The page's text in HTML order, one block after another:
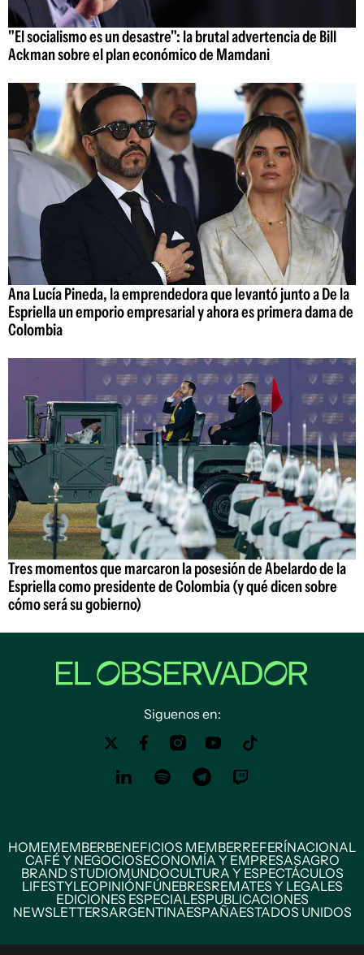
"El socialismo es un desastre": la brutal advertencia de Bill
Ackman sobre el plan económico de Mamdani
Ana Lucía Pineda, la emprendedora que levantó junto a De la
Espriella un emporio empresarial y ahora es primera dama de
Colombia
Tres momentos que marcaron la posesión de Abelardo de la
Espriella como presidente de Colombia (y qué dicen sobre
cómo será su gobierno)
Siguenos en:
HOMEMEMBERBENEFICIOS MEMBERREFERÍNACIONAL
CAFÉ Y NEGOCIOSECONOMÍA Y EMPRESASAGRO
BRAND STUDIOMUNDOCULTURA Y ESPECTÁCULOS
LIFESTYLEOPINIÓNFÚNEBRESREMATES Y LEGALES
EDICIONES ESPECIALESPUBLICACIONES
NEWSLETTERSARGENTINAESPAÑAESTADOS UNIDOS